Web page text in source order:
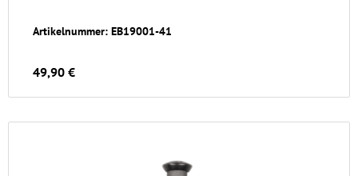
Artikelnummer: EB19001-41
49,90 €